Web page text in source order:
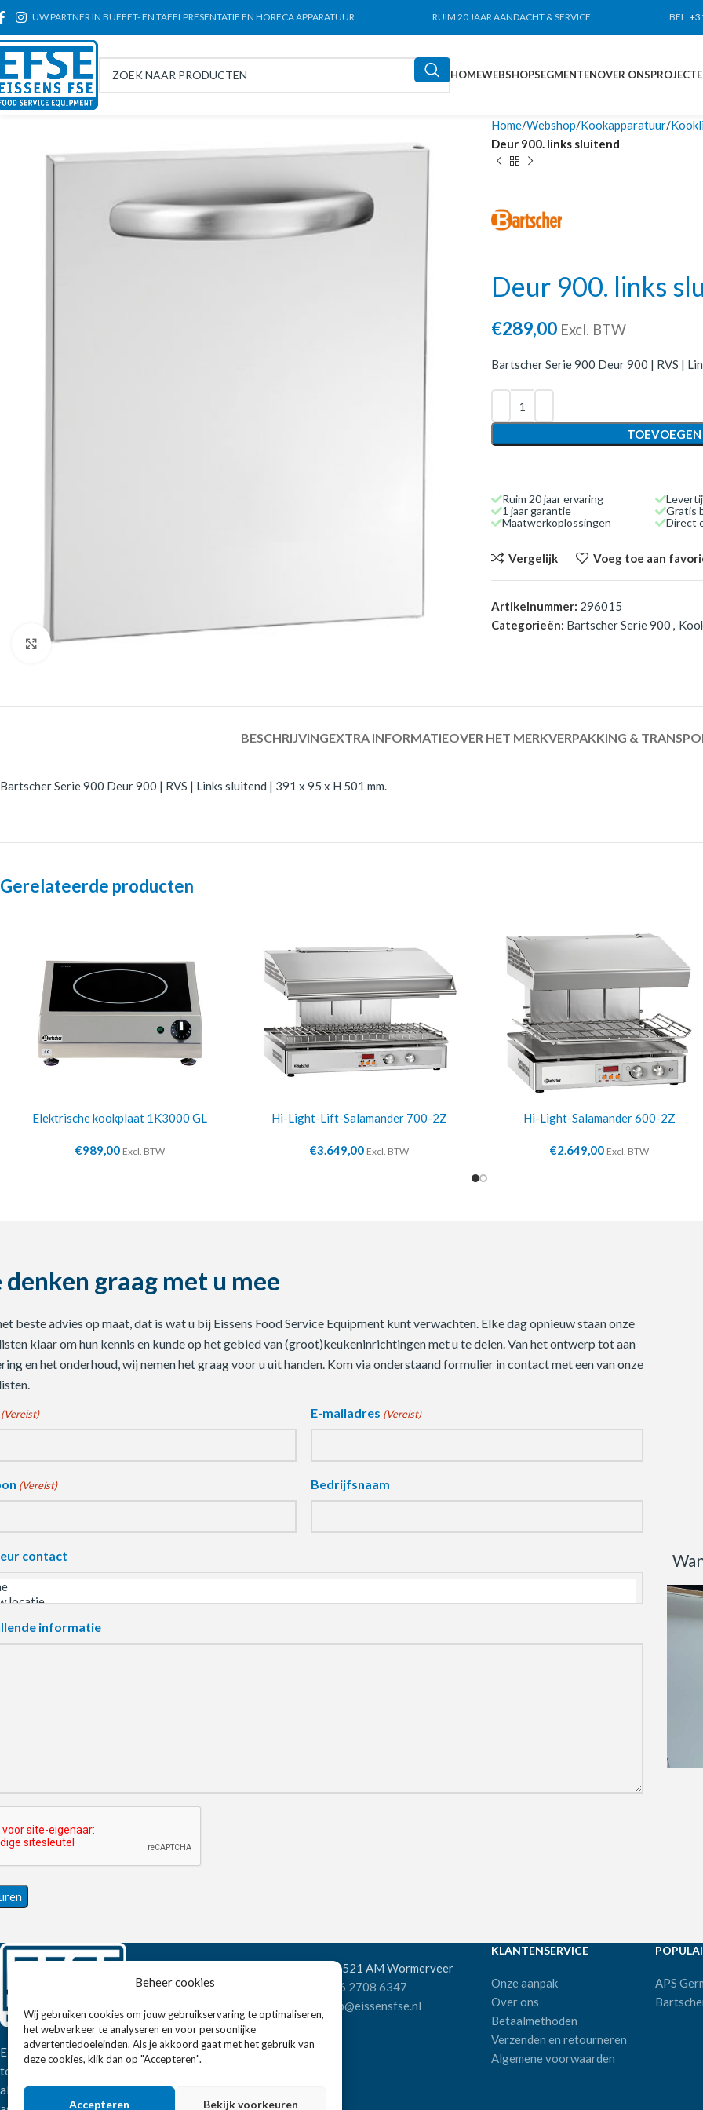
Beheer cookies
Wij gebruiken cookies om jouw gebruikservaring te optimaliseren,
het webverkeer te analyseren en voor persoonlijke
advertentiedoeleinden. Als je akkoord gaat met het gebruik van
deze cookies, klik dan op "Accepteren".
Accepteren Bekijk voorkeuren
UW PARTNER IN BUFFET- EN TAFELPRESENTATIE EN HORECA APPARATUUR RUIM 20 JAAR AANDACHT & SERVICE BEL:
HOMEWEBSHOPSEGMENTENOVER ONS
Click to enlarge
Home Webshop Kookapparatuur
Deur 900. links sluitend
Deur 900. links
€289,00 Excl. BTW
Bartscher Serie 900 Deur 900 | RVS |
Ruim 20 jaar ervaring
1 jaar garantie
Maatwerkoplossingen
Gratis
Direct
Vergelijk Voeg toe aan
Artikelnummer: 296015
Categorieën: Bartscher Serie 900 ,
BESCHRIJVINGEXTRA INFORMATIEOVER HET MERKVERPAKKING &
Bartscher Serie 900 Deur 900 | RVS | Links sluitend | 391 x 95 x H 501 mm.
Gerelateerde producten
Elektrische kookplaat 1K3000 GL
€989,00 Excl. BTW
Hi-Light-Lift-Salamander 700-2Z
€3.649,00 Excl. BTW
Hi-Light-Salamander 600-2Z
€2.649,00 Excl. BTW
denken graag met u mee
beste advies op maat, dat is wat u bij Eissens Food Service Equipment kunt verwachten. Elke dag opnieuw staan onze
klaar om hun kennis en kunde op het gebied van (groot)keukeninrichtingen met u te delen. Van het ontwerp tot aan
en het onderhoud, wij nemen het graag voor u uit handen. Kom via onderstaand formulier in contact met een van onze
(Vereist) E-mailadres (Vereist)
(Vereist) Bedrijfsnaam
contact
informatie
Eissens FSE is een horeca
totaalleverancier. U vindt bij ons niet
alleen inspiratie maar ook een breed
Wandelweg 198, 1521 AM Wormerveer
+31 6 2708 6347
verkoop@eissensfse.nl
KLANTENSERVICE
Onze aanpak
Over ons
Betaalmethoden
Verzenden en retourneren
Algemene voorwaarden
APS